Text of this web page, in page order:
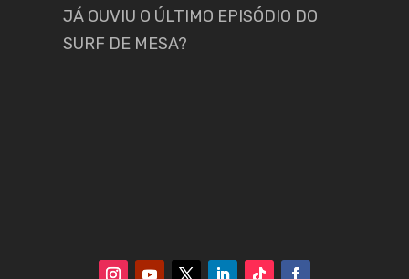
JÁ OUVIU O ÚLTIMO EPISÓDIO DO
SURF DE MESA?